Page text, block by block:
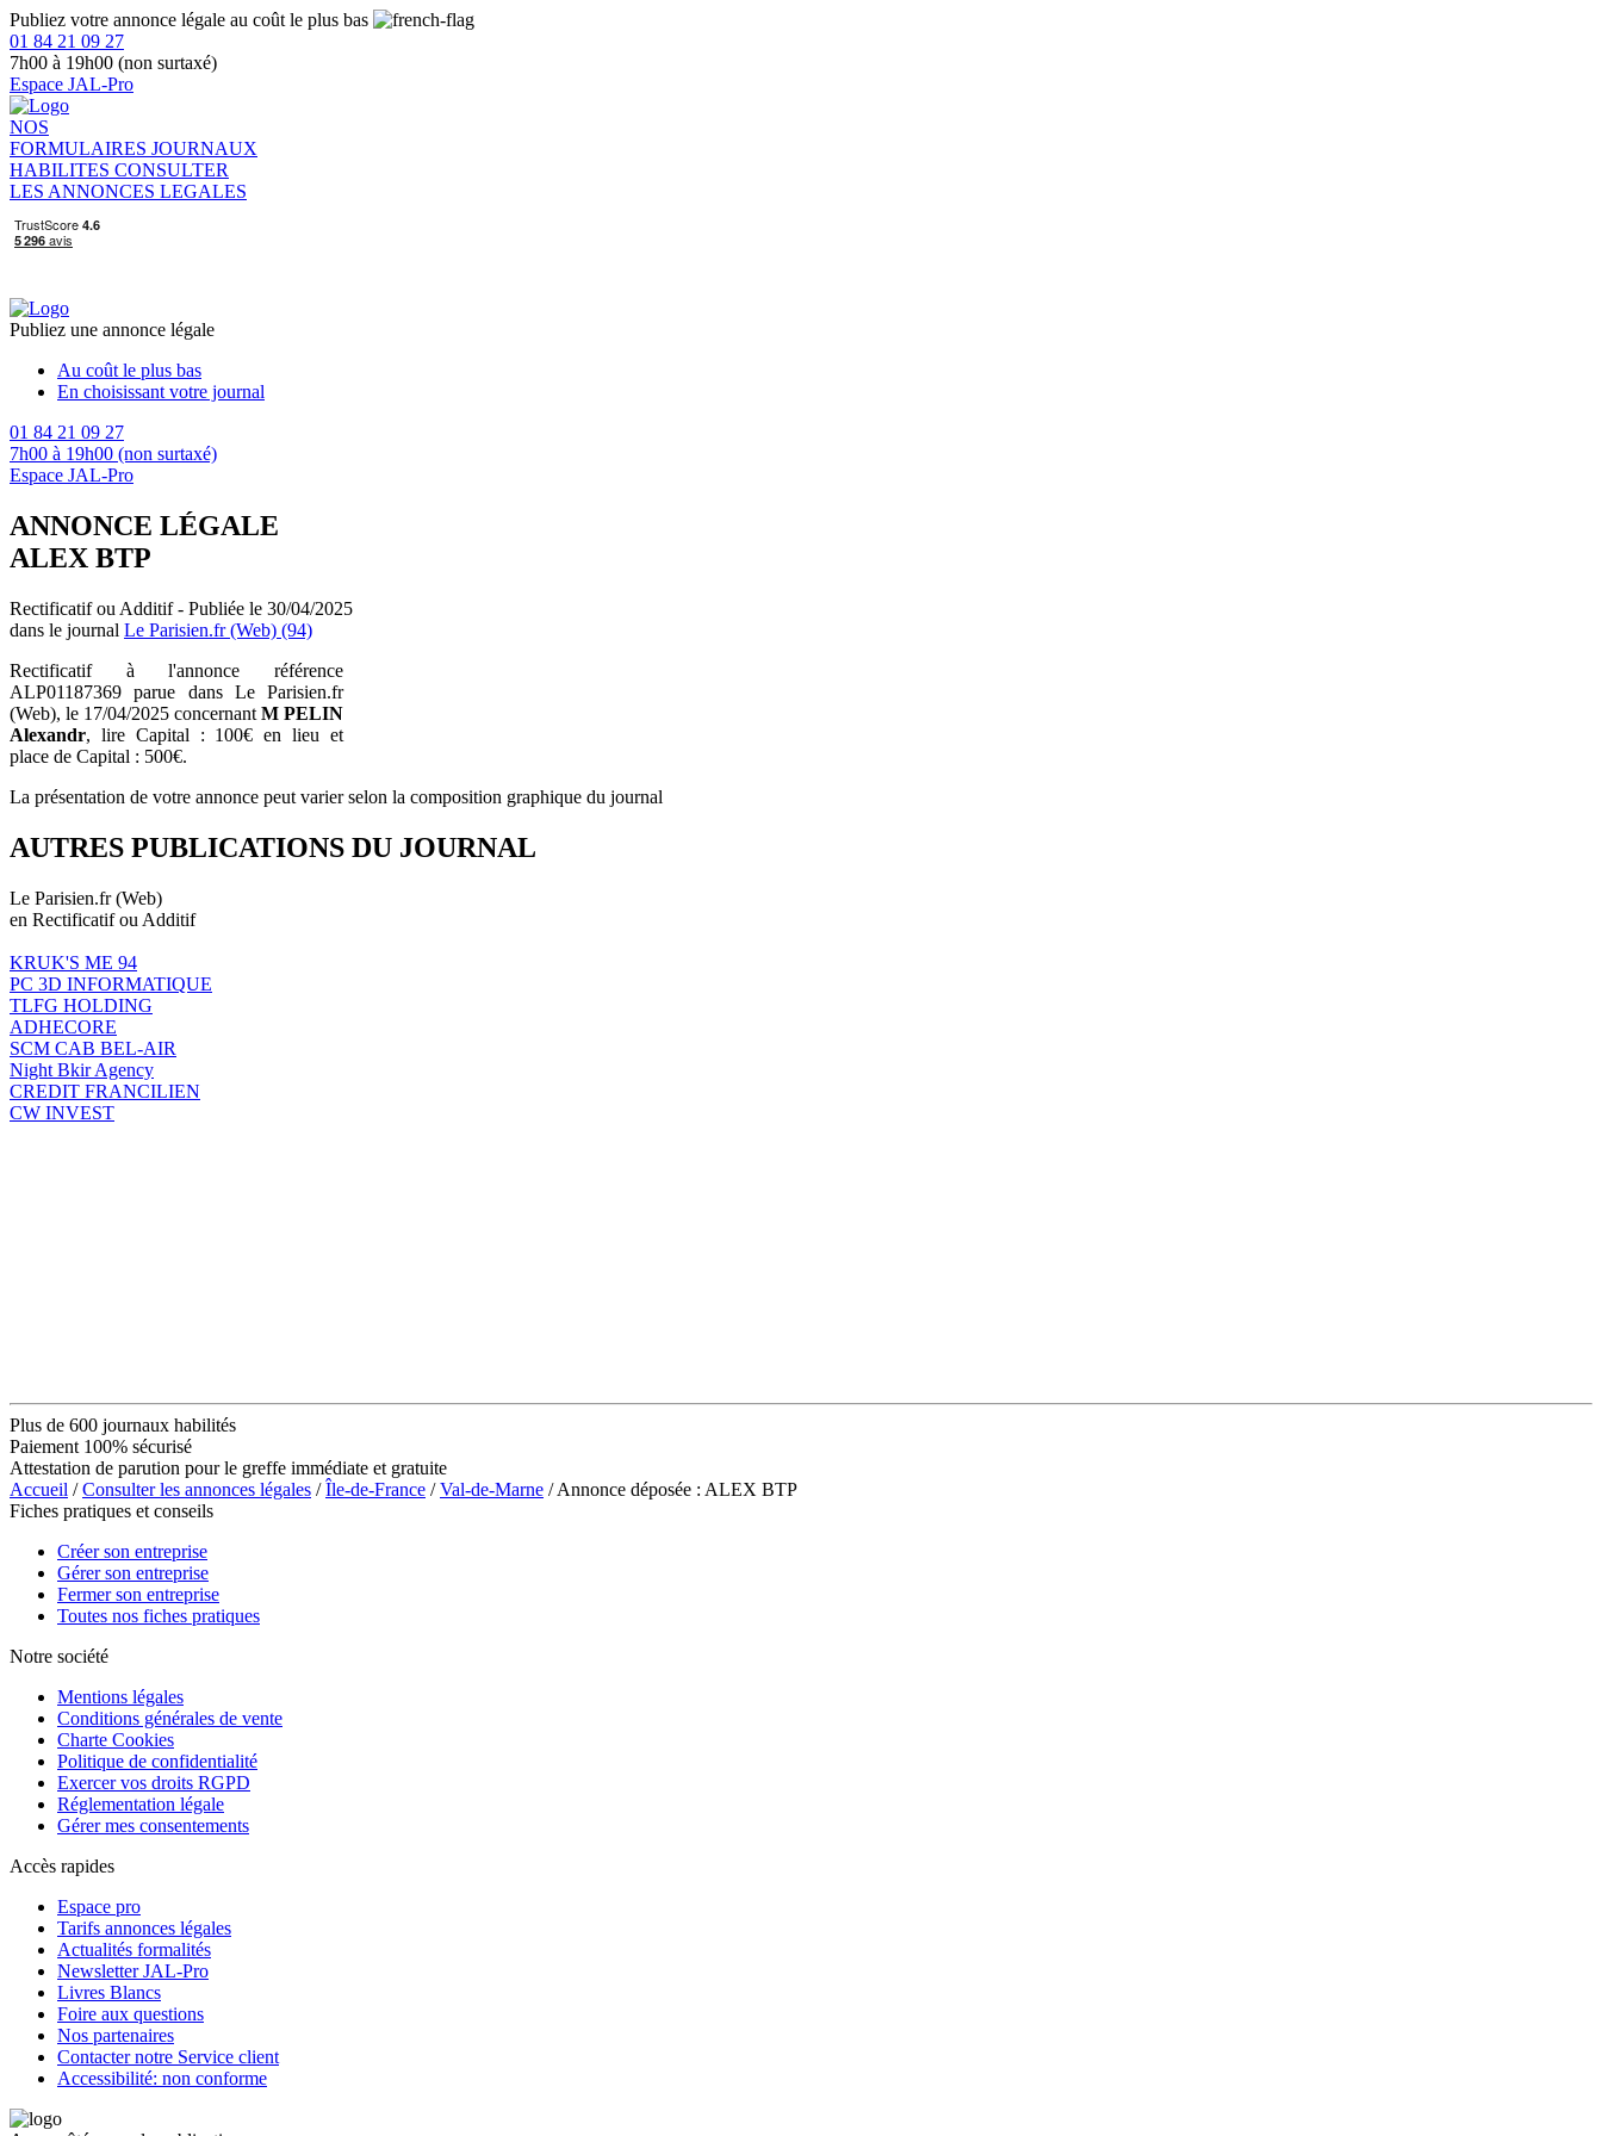
Publiez votre annonce légale au coût le plus bas
01 84 21 09 27
7h00 à 19h00 (non surtaxé)
Espace JAL-Pro
NOS
FORMULAIRES JOURNAUX
HABILITES CONSULTER
LES ANNONCES LEGALES
Publiez une annonce légale
Au coût le plus bas
En choisissant votre journal
01 84 21 09 27
7h00 à 19h00 (non surtaxé)
Espace JAL-Pro
ANNONCE LÉGALE
ALEX BTP
Rectificatif ou Additif - Publiée le 30/04/2025
dans le journal Le Parisien.fr (Web) (94)
Rectificatif à l'annonce référence
ALP01187369 parue dans Le Parisien.fr
(Web), le 17/04/2025 concernant M PELIN
Alexandr, lire Capital : 100€ en lieu et
place de Capital : 500€.
La présentation de votre annonce peut varier selon la composition graphique du journal
AUTRES PUBLICATIONS DU JOURNAL
Le Parisien.fr (Web)
en Rectificatif ou Additif
KRUK'S ME 94
PC 3D INFORMATIQUE
TLFG HOLDING
ADHECORE
SCM CAB BEL-AIR
Night Bkir Agency
CREDIT FRANCILIEN
CW INVEST
Plus de 600 journaux habilités
Paiement 100% sécurisé
Attestation de parution pour le greffe immédiate et gratuite
Accueil /Consulter les annonces légales /Île-de-France /Val-de-Marne / Annonce déposée : ALEX BTP
Fiches pratiques et conseils
Créer son entreprise
Gérer son entreprise
Fermer son entreprise
Toutes nos fiches pratiques
Notre société
Mentions légales
Conditions générales de vente
Charte Cookies
Politique de confidentialité
Exercer vos droits RGPD
Réglementation légale
Gérer mes consentements
Accès rapides
Espace pro
Tarifs annonces légales
Actualités formalités
Newsletter JAL-Pro
Livres Blancs
Foire aux questions
Nos partenaires
Contacter notre Service client
Accessibilité: non conforme